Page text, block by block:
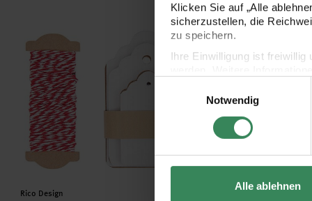
Klicken Sie auf „Alle
sicherzustellen, die
zu speichern.
Ihre Einwilligung ist freiwillig
Impressum
Datenschutz
Notwendig
Alle ablehnen
Paper Poetry Geschenkanhänger Ornament weiß 30 Stück
Hersteller:
Rico Design
Paper Poetry
Hersteller:
Rico Design